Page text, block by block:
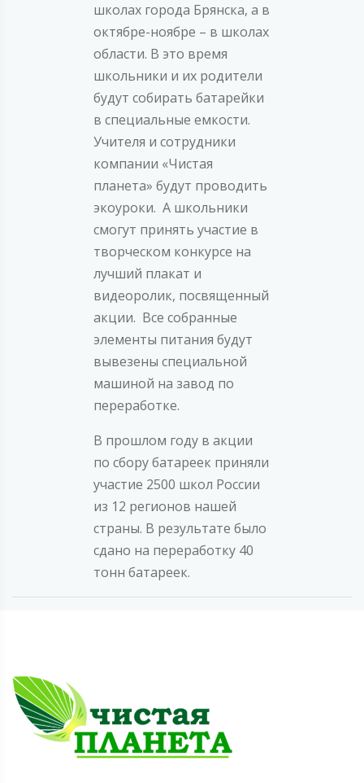
школах города Брянска, а в
октябре-ноябре – в школах
области. В это время
школьники и их родители
будут собирать батарейки
в специальные емкости.
Учителя и сотрудники
компании «Чистая
планета» будут проводить
экоуроки. А школьники
смогут принять участие в
творческом конкурсе на
лучший плакат и
видеоролик, посвященный
акции. Все собранные
элементы питания будут
вывезены специальной
машиной на завод по
переработке.
В прошлом году в акции
по сбору батареек приняли
участие 2500 школ России
из 12 регионов нашей
страны. В результате было
сдано на переработку 40
тонн батареек.